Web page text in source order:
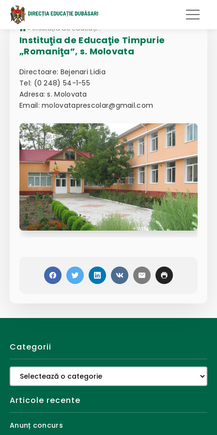
» Instituţia de Educaţie Timpurie „Romaniţa”, s. Molovata
Instituţia de Educaţie Timpurie
„Romaniţa”, s. Molovata
Directoare: Bejenari Lidia
Tel: (0 248) 54-1-55
Adresa: s. Molovata
Email: molovataprescolar@gmail.com
Categorii
Categorii
Articole recente
Anunț concurs